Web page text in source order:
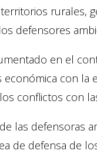
rurales,
defensores
en el
con la
conflictos con
las defensoras
de defensa de